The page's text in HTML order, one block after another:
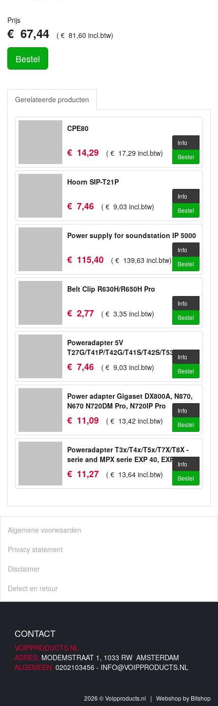
Prijs
€ 67,44 ( € 81 ,60 incl.btw)
Bestel
Gerelateerde producten
CPE80
€ 14,29 ( € 17,29 incl.btw)
Info
Bestel
Hoorn SIP-T21P
€ 7,46 ( € 9,03 incl.btw)
Info
Bestel
Power supply for soundstation IP 5000
€ 115,40 ( € 139,63 incl.btw)
Info
Bestel
Belt Clip R630H/R650H Pro
€ 2,77 ( € 3,35 incl.btw)
Info
Bestel
Poweradapter 5V
T27G/T41P/T42G/T41S/T42S/T53/T53W/WH64
€ 7,46 ( € 9,03 incl.btw)
Info
Bestel
Power adapter Gigaset DX800A, N870,
N670 N720DM Pro, N720IP Pro
€ 11,09 ( € 13,42 incl.btw)
Info
Bestel
Poweradapter T3x/T4x/T5x/T7X/T8X -
serie and MPX serie EXP 40, EXP 50
€ 11,27 ( € 13,64 incl.btw)
Info
Bestel
Algemene voorwaarden
Privacy statement
Disclaimer
Defect en retour
CONTACT
VOIPPRODUCTS.NL
ADRES: MODEMSTRAAT 1, 1033 RW AMSTERDAM
ALGEMEEN: 0202103456 - INFO@VOIPPRODUCTS.NL
2026 © Voipproducts.nl | Webshop by Bitshop